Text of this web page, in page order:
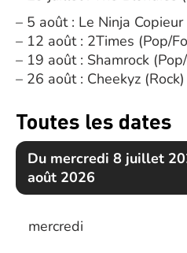
– 5 août : Le Ninja Copieur
– 12 août : 2Times (Pop/
– 19 août : Shamrock
– 26 août : Cheekyz (Rock)
Toutes les dates
Du mercredi 8 juillet
août 2026
mercredi